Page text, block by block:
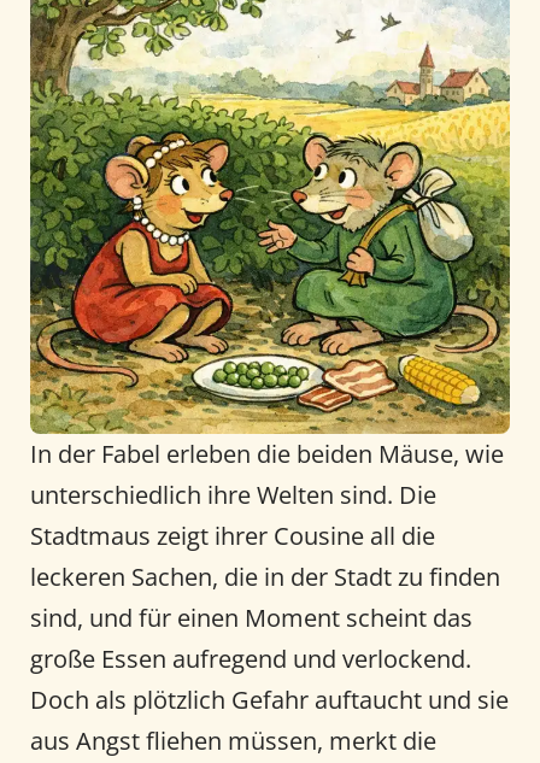
In der Fabel erleben die beiden Mäuse, wie
unterschiedlich ihre Welten sind. Die
Stadtmaus zeigt ihrer Cousine all die
leckeren Sachen, die in der Stadt zu finden
sind, und für einen Moment scheint das
große Essen aufregend und verlockend.
Doch als plötzlich Gefahr auftaucht und sie
aus Angst fliehen müssen, merkt die